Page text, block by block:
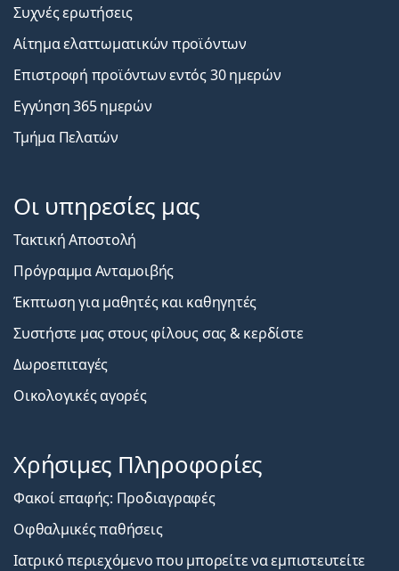
Συχνές ερωτήσεις
Αίτημα ελαττωματικών προϊόντων
Επιστροφή προϊόντων εντός 30 ημερών
Εγγύηση 365 ημερών
Τμήμα Πελατών
Οι υπηρεσίες μας
Τακτική Αποστολή
Πρόγραμμα Ανταμοιβής
Έκπτωση για μαθητές και καθηγητές
Συστήστε μας στους φίλους σας & κερδίστε
Δωροεπιταγές
Οικολογικές αγορές
Χρήσιμες Πληροφορίες
Φακοί επαφής: Προδιαγραφές
Οφθαλμικές παθήσεις
Ιατρικό περιεχόμενο που μπορείτε να εμπιστευτείτε